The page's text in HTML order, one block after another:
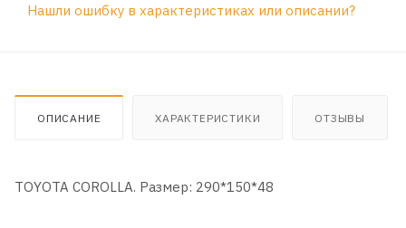
Нашли ошибку в характеристиках или описании?
ОПИСАНИЕ ХАРАКТЕРИСТИКИ ОТЗЫВЫ
TOYOTA COROLLA. Размер: 290*150*48